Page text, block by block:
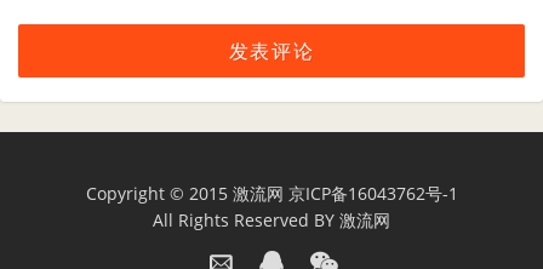
Copyright © 2015 激流网 京ICP备16043762号-1
All Rights Reserved BY 激流网